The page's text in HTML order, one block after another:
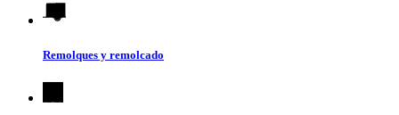
Remolques y remolcado